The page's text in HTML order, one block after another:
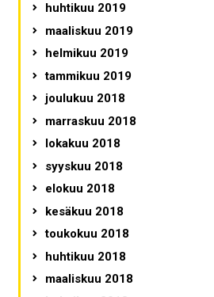
huhtikuu 2019
maaliskuu 2019
helmikuu 2019
tammikuu 2019
joulukuu 2018
marraskuu 2018
lokakuu 2018
syyskuu 2018
elokuu 2018
kesäkuu 2018
toukokuu 2018
huhtikuu 2018
maaliskuu 2018